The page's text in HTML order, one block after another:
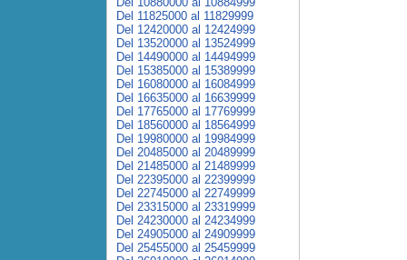
Del 11825000 al 11829999
Del 12420000 al 12424999
Del 13520000 al 13524999
Del 14490000 al 14494999
Del 15385000 al 15389999
Del 16080000 al 16084999
Del 16635000 al 16639999
Del 17765000 al 17769999
Del 18560000 al 18564999
Del 19980000 al 19984999
Del 20485000 al 20489999
Del 21485000 al 21489999
Del 22395000 al 22399999
Del 22745000 al 22749999
Del 23315000 al 23319999
Del 24230000 al 24234999
Del 24905000 al 24909999
Del 25455000 al 25459999